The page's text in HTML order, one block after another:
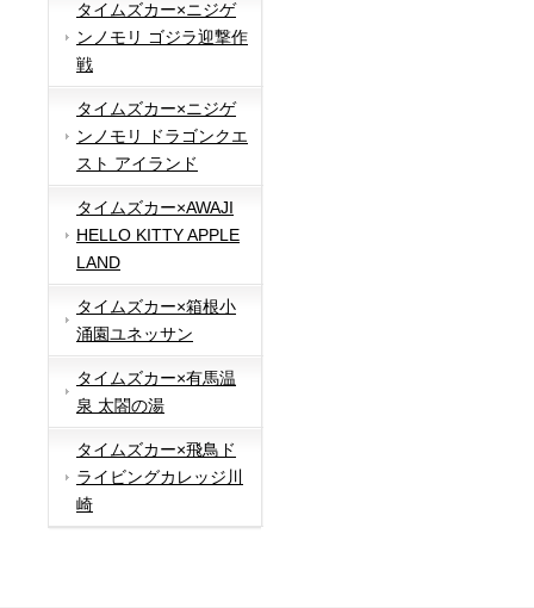
タイムズカー×ニジゲ
ンノモリ ゴジラ迎撃作
戦
タイムズカー×ニジゲ
ンノモリ ドラゴンクエ
スト アイランド
タイムズカー×AWAJI
HELLO KITTY APPLE
LAND
タイムズカー×箱根小
涌園ユネッサン
タイムズカー×有馬温
泉 太閤の湯
タイムズカー×飛鳥ド
ライビングカレッジ川
崎